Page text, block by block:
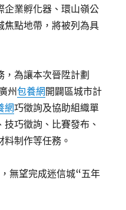
企業孵化器、環山嶺公
焦點地帶，將被列為具
為讓本次晉陞計劃
州包養網 開闢區城市計
網巧徵詢及協助組織單
技巧徵詢、比賽發布、
制作等任務。
無望完成迷信城“五年